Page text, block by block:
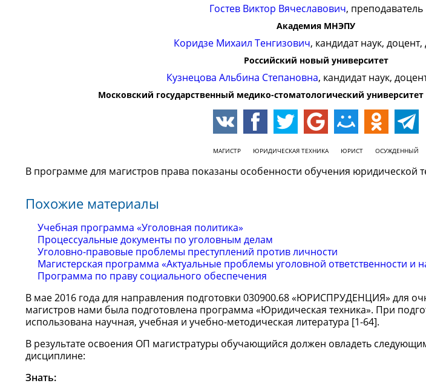
Гостев Виктор Вячеславович, преподаватель
Академия МНЭПУ
Коридзе Михаил Тенгизович, кандидат наук,
Российский новый университет
Кузнецова Альбина Степановна, кандидат наук,
Московский государственный медико-стоматологический
МАГИСТР ЮРИДИЧЕСКАЯ ТЕХНИКА ЮРИСТ ОСУЖДЕННЫЙ
В программе для магистров права показаны особенности обучения юридической
Похожие материалы
Учебная программа «Уголовная политика»
Процессуальные документы по уголовным делам
Уголовно-правовые проблемы преступлений против личности
Магистерская программа «Актуальные проблемы уголовной ответственности и
Программа по праву социального обеспечения
В мае 2016 года для направления подготовки 030900.68 «ЮРИСПРУДЕНЦИЯ» для
магистров нами была подготовлена программа «Юридическая техника». При
использована научная, учебная и учебно-методическая литература [1-64].
В результате освоения ОП магистратуры обучающийся должен овладеть
дисциплине:
Знать: